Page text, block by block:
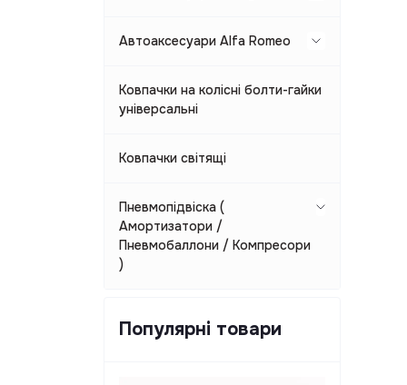
Q2 GA 2016-2020
Q7 4M 2015-2020 рік
Підсвітки підсклянника
Підсвітки підсклянника
Автоаксесуари Alfa Romeo
Ковпачки на ніпеля
Ковпачки на колісні болти-гайки
універсальні
Ковпачки світящі
Пневмопідвіска (
Амортизатори /
Пневмобаллони / Компресори
)
A6C5 / A6C6 / A6C7 / A8 / Q5 /
Популярні товари